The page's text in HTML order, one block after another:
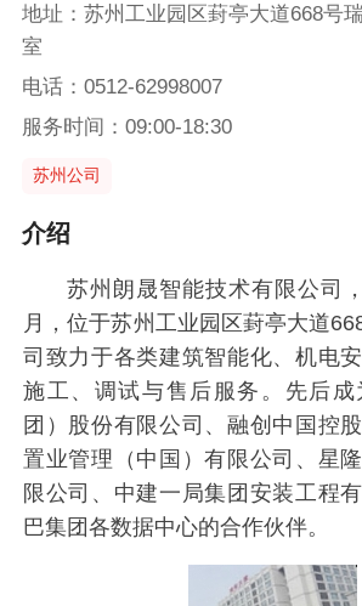
地址：苏州工业园区葑亭大道668号
室
电话：0512-62998007
服务时间：09:00-18:30
苏州公司
介绍
苏州朗晟智能技术有限公司
月，位于苏州工业园区葑亭大道
司致力于各类建筑智能化、机电安
施工、调试与售后服务。先后
团）股份有限公司、融创中国控
置业管理（中国）有限公司、星
限公司、中建一局集团安装工程
巴集团各数据中心的合作伙伴。